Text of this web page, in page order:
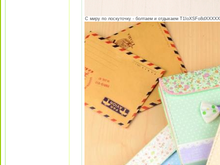
С миру по лоскуточку - болтаем и отдыхаем